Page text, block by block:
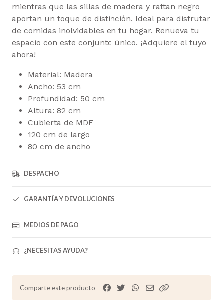
mientras que las sillas de madera y rattan negro
aportan un toque de distinción. Ideal para disfrutar
de comidas inolvidables en tu hogar. Renueva tu
espacio con este conjunto único. ¡Adquiere el tuyo
ahora!
Material: Madera
Ancho: 53 cm
Profundidad: 50 cm
Altura: 82 cm
Cubierta de MDF
120 cm de largo
80 cm de ancho
DESPACHO
GARANTÍA Y DEVOLUCIONES
MEDIOS DE PAGO
¿NECESITAS AYUDA?
Comparte este producto